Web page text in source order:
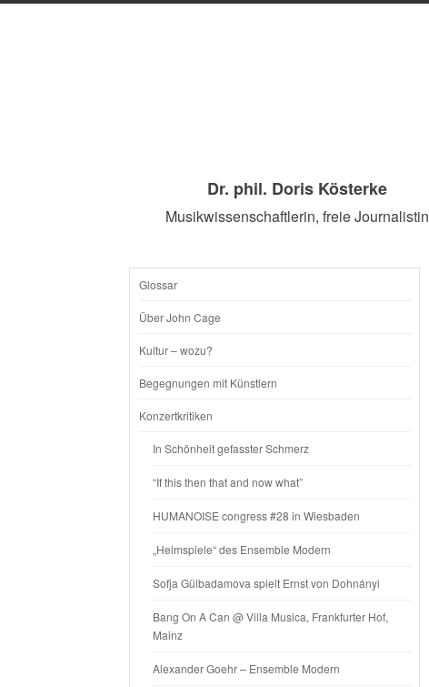
Dr. phil. Doris Kösterke
Musikwissenschaftlerin, freie Journalistin
SKIP
CONTENT
Glossar
Über John Cage
Kultur – wozu?
Begegnungen mit Künstlern
Konzertkritiken
In Schönheit gefasster Schmerz
“If this then that and now what”
HUMANOISE congress #28 in Wiesbaden
„Heimspiele“ des Ensemble Modern
Sofja Gülbadamova spielt Ernst von Dohnányi
Bang On A Can @ Villa Musica, Frankfurter Hof,
Mainz
Alexander Goehr – Ensemble Modern